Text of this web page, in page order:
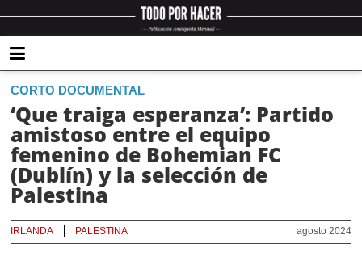
CORTO DOCUMENTAL
‘Que traiga esperanza’: Partido
amistoso entre el equipo
femenino de Bohemian FC
(Dublín) y la selección de
Palestina
agosto 2024
IRLANDA PALESTINA